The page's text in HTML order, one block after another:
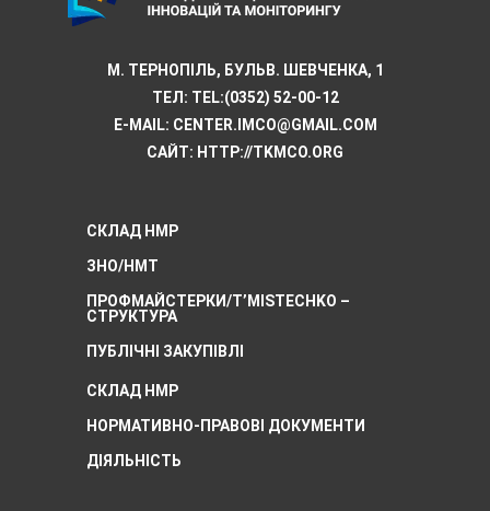
М. ТЕРНОПІЛЬ, БУЛЬВ. ШЕВЧЕНКА, 1
ТЕЛ: TEL:(0352) 52-00-12
E-MAIL: CENTER.IMCO@GMAIL.COM
САЙТ: HTTP://TKMCО.ORG
СКЛАД НМР
НОРМАТИВНО-ПРАВОВІ ДОКУМЕНТИ
ДІЯЛЬНІСТЬ
СКЛАД НМР
ЗНО/НМТ
ПРОФМАЙСТЕРКИ/T’MISTECHKO –
CТРУКТУРА
ПУБЛІЧНІ ЗАКУПІВЛІ